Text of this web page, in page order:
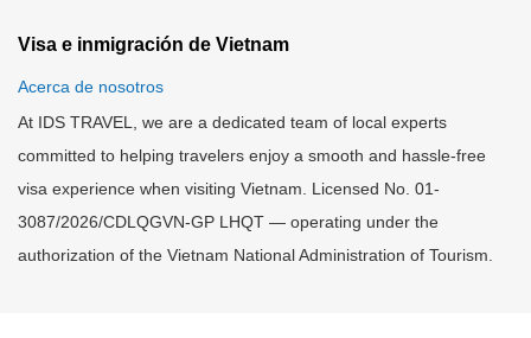
Visa e inmigración de Vietnam
Acerca de nosotros
At IDS TRAVEL, we are a dedicated team of local experts
committed to helping travelers enjoy a smooth and hassle-free
visa experience when visiting Vietnam. Licensed No. 01-
3087/2026/CDLQGVN-GP LHQT — operating under the
authorization of the Vietnam National Administration of Tourism.